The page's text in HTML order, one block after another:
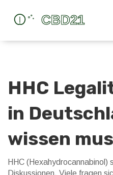
HHC
in
wissen
HHC
Diskussionen. Viele fragen